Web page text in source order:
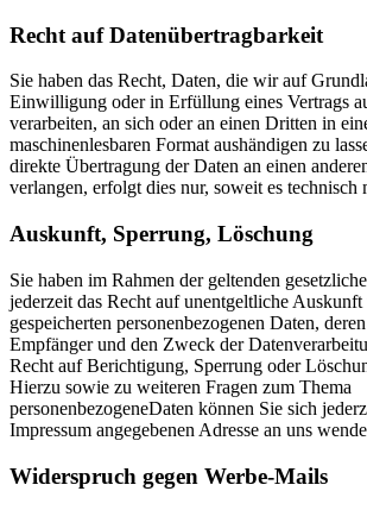
Recht auf Datenübertragbarkeit
Sie haben das Recht, Daten, die wir auf
Einwilligung oder in Erfüllung eines Vertrags
verarbeiten, an sich oder an einen Dritten in
maschinenlesbaren Format aushändigen zu
direkte Übertragung der Daten an einen
verlangen, erfolgt dies nur, soweit es technisch
Auskunft, Sperrung, Löschung
Sie haben im Rahmen der geltenden
jederzeit das Recht auf unentgeltliche Auskunft
gespeicherten personenbezogenen Daten,
Empfänger und den Zweck der
Recht auf Berichtigung, Sperrung oder
Hierzu sowie zu weiteren Fragen zum Thema
personenbezogeneDaten können Sie sich
Impressum angegebenen Adresse an uns
Widerspruch gegen Werbe‐Mails